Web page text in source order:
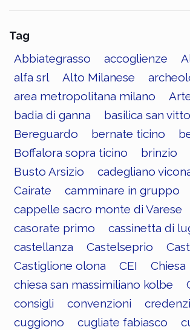
Tag
Abbiategrasso accoglienze
alfa srl
Alto Milanese
area metropolitana milano
badia di ganna
basilica san
Bereguardo
bernate ticino
Boffalora sopra ticino
brinzio
Busto Arsizio
cadegliano
Cairate
camminare in gruppo
cappelle sacro monte di Varese
casorate primo
cassinetta di
castellanza
Castelseprio
Castiglione olona
CEI
Chiesa
chiesa san massimiliano kolbe
consigli
convenzioni
cuggiono
cugliate fabiasco